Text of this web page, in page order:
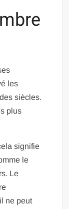
les
siècles.
plus
signifie
le
Le
ne peut